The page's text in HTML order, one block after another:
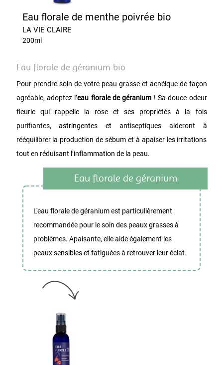
Eau florale de menthe poivrée bio
LA VIE CLAIRE
200ml
Eau florale de géranium bio
Pour prendre soin de votre peau grasse et acnéique de façon
agréable, adoptez l’eau florale de géranium ! Sa douce odeur
fleurie qui rappelle la rose et ses propriétés à la fois
purifiantes, astringentes et antiseptiques aideront à
rééquilibrer la production de sébum et à apaiser les irritations
tout en réduisant l’inflammation de la peau.
Eau florale de géranium
L'eau florale de géranium est particulièrement
recommandée pour le soin des peaux grasses à
problèmes. Apaisante, elle aide également les
peaux sensibles et fatiguées à retrouver leur éclat.